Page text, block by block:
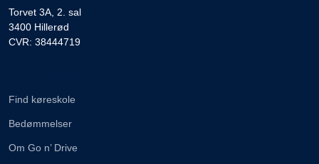
Torvet 3A, 2. sal
3400 Hillerød
CVR: 38444719
Find køreskole
Bedømmelser
Om Go n’ Drive